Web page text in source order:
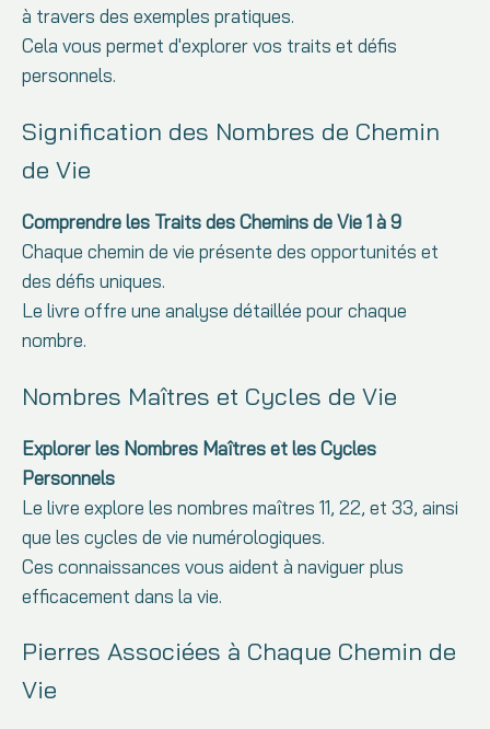
à travers des exemples pratiques.
Cela vous permet d'explorer vos traits et défis
personnels.
Signification des Nombres de Chemin
de Vie
Comprendre les Traits des Chemins de Vie 1 à 9
Chaque chemin de vie présente des opportunités et
des défis uniques.
Le livre offre une analyse détaillée pour chaque
nombre.
Nombres Maîtres et Cycles de Vie
Explorer les Nombres Maîtres et les Cycles
Personnels
Le livre explore les nombres maîtres 11, 22, et 33, ainsi
que les cycles de vie numérologiques.
Ces connaissances vous aident à naviguer plus
efficacement dans la vie.
Pierres Associées à Chaque Chemin de
Vie